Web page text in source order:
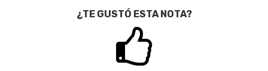
¿TE GUSTÓ ESTA NOTA?